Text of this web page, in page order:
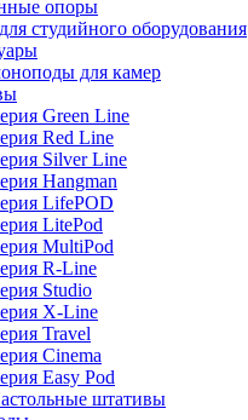
опоры
студийного оборудования
для камер
Green Line
Red Line
Silver Line
Hangman
LifePOD
LitePod
MultiPod
R-Line
Studio
X-Line
Travel
Cinema
Easy Pod
штативы